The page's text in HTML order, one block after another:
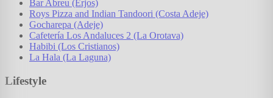
Bar Abreu (Erjos)
Roys Pizza and Indian Tandoori (Costa Adeje)
Gocharepa (Adeje)
Cafetería Los Andaluces 2 (La Orotava)
Habibi (Los Cristianos)
La Hala (La Laguna)
Lifestyle